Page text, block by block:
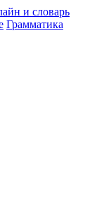
Грамматика